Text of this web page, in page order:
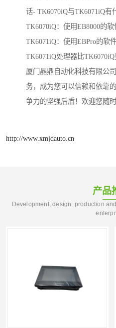
话- TK6070iQ与TK6071iQ有
TK6070iQ：使用EB8000的软
TK6071iQ：使用EBPro的软
TK6071iQ处理器比TK6070iQ
厦门晶鼎自动化科技有限公
务，成为您可以信赖和依靠
争力的坚强后盾！欢迎您随
http://www.xmjdauto.cn
产品
Development, design, production